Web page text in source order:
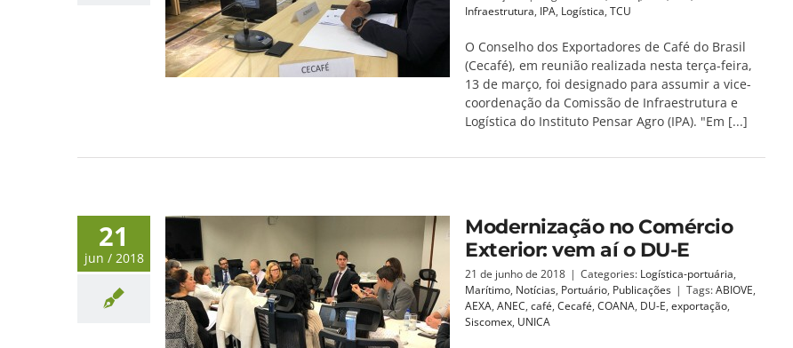
Infraestrutura, IPA, Logística, TCU
O Conselho dos Exportadores de Café do Brasil
(Cecafé), em reunião realizada nesta terça-feira,
13 de março, foi designado para assumir a vice-
coordenação da Comissão de Infraestrutura e
Logística do Instituto Pensar Agro (IPA). "Em [...]
21
jun / 2018
Modernização no Comércio
Exterior: vem aí o DU-E
21 de junho de 2018 | Categories: Logística-portuária,
Marítimo, Notícias, Portuário, Publicações | Tags:ABIOVE,
AEXA, ANEC, café, Cecafé, COANA, DU-E, exportação,
Siscomex, UNICA